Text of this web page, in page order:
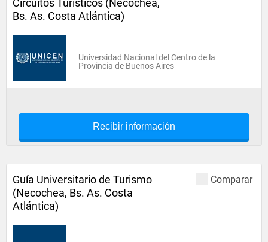
Circuitos Turísticos (Necochea,
Bs. As. Costa Atlántica)
Universidad Nacional del Centro de la
Provincia de Buenos Aires
Recibir información
Comparar
Guía Universitario de Turismo
(Necochea, Bs. As. Costa
Atlántica)